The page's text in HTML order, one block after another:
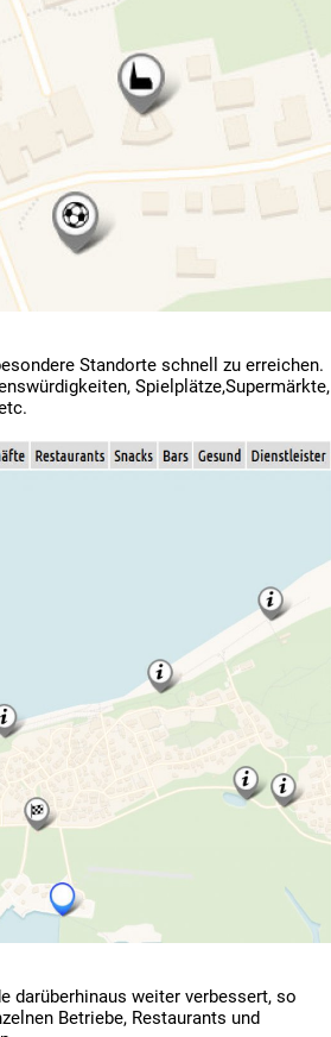
Standorte schnell zu erreichen.
Spielplätze,Supermärkte,
darüberhinaus weiter verbessert, so
Betriebe, Restaurants und